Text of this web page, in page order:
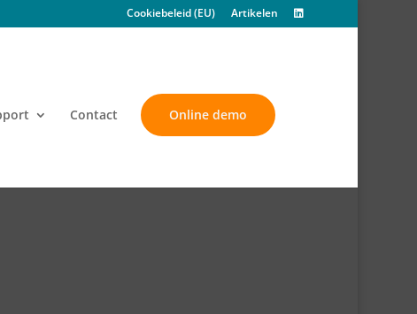
Cookiebeleid (EU) Artikelen
Contact Online demo